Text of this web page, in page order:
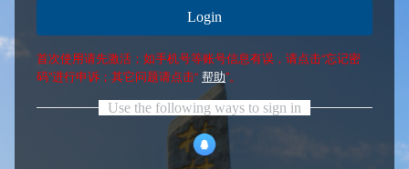
Login
首次使用请先激活；如手机号等账号信息有误，请点击“忘记密
码”进行申诉；其它问题请点击“ 帮助”。
Use the following ways to sign in